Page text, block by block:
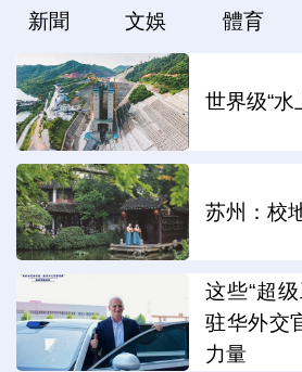
新聞 文娛 體育
世界级“水
苏州：校
这些“超
驻华外交
力量